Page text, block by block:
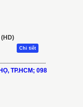
(HD)
Chi tiết
TP.HCM; 098